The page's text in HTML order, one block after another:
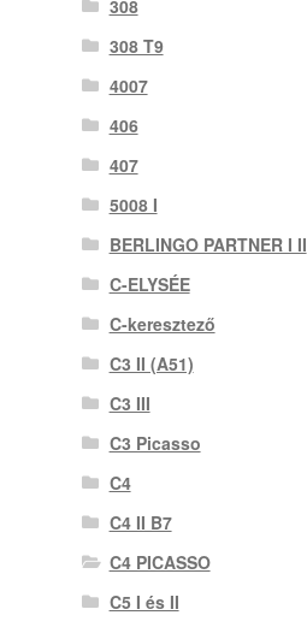
308
308 T9
4007
406
407
5008 I
BERLINGO PARTNER I II
C-ELYSÉE
C-keresztező
C3 II (A51)
C3 III
C3 Picasso
C4
C4 II B7
C4 PICASSO
C5 I és II